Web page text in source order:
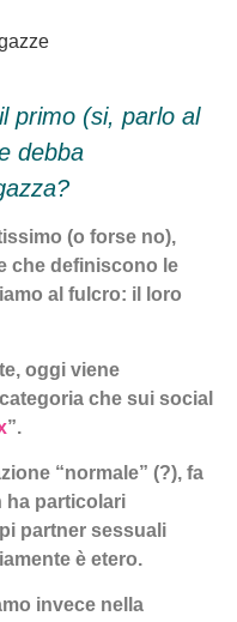
primo (si, parlo al
debba
(o forse no),
che definiscono le
al fulcro: il loro
oggi viene
che sui social
”.
“normale” (?), fa
ha particolari
partner sessuali
è etero.
invece nella